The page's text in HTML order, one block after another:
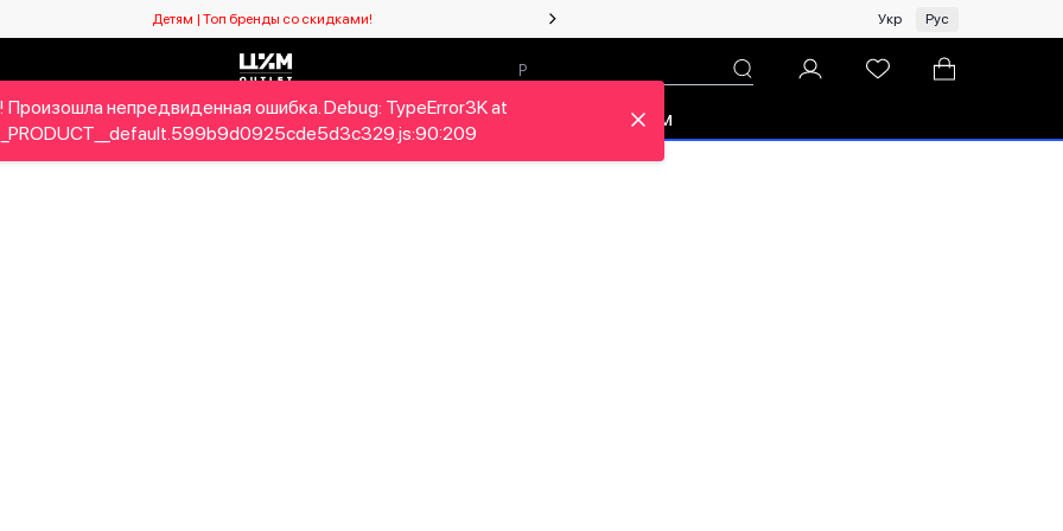
Детям | Топ бренды со скидками! Женщинам | Топ бренды со скидками!
Укр Рус
Детям Home&Gifts Бренды Новый сезон Про ЦУМ
Произошла непредвиденная ошибка. Debug: TypeError3K at